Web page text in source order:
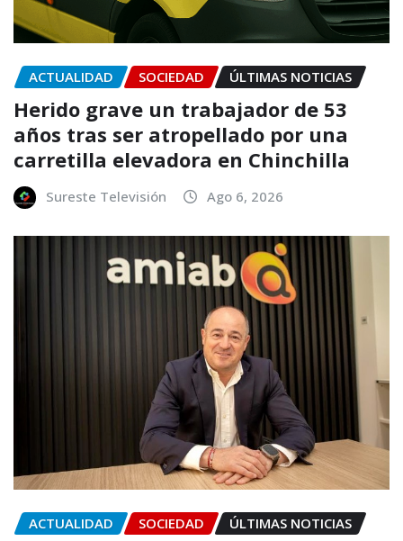
ACTUALIDAD SOCIEDAD ÚLTIMAS NOTICIAS
Herido grave un trabajador de 53
años tras ser atropellado por una
carretilla elevadora en Chinchilla
Sureste Televisión Ago 6, 2026
ACTUALIDAD SOCIEDAD ÚLTIMAS NOTICIAS